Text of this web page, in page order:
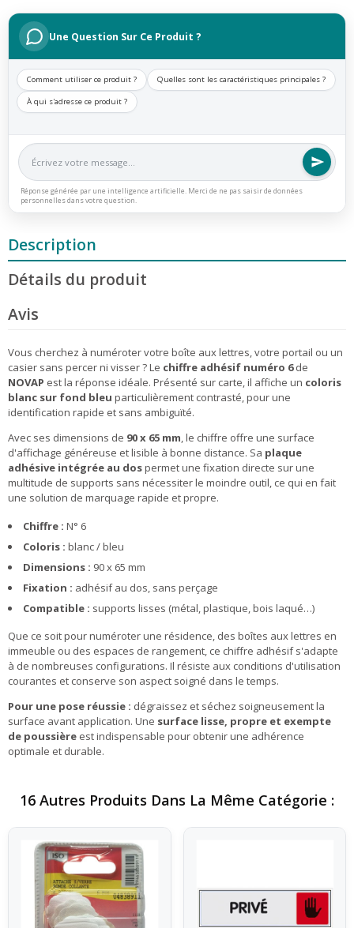
Une Question Sur Ce Produit ?
Comment utiliser ce produit ? Quelles sont les caractéristiques principales ?
À qui s'adresse ce produit ?
Réponse générée par une intelligence artificielle. Merci de ne pas saisir de données
personnelles dans votre question.
Description
Détails du produit
Avis
Vous cherchez à numéroter votre boîte aux lettres, votre portail ou un
casier sans percer ni visser ? Le chiffre adhésif numéro 6de
NOVAP est la réponse idéale. Présenté sur carte, il affiche un coloris
blanc sur fond bleu particulièrement contrasté, pour une
identification rapide et sans ambiguïté.
Avec ses dimensions de 90 x 65 mm, le chiffre offre une surface
d'affichage généreuse et lisible à bonne distance. Sa plaque
adhésive intégrée au dospermet une fixation directe sur une
multitude de supports sans nécessiter le moindre outil, ce qui en fait
une solution de marquage rapide et propre.
Chiffre : N° 6
Coloris : blanc / bleu
Dimensions : 90 x 65 mm
Fixation : adhésif au dos, sans perçage
Compatible : supports lisses (métal, plastique, bois laqué…)
Que ce soit pour numéroter une résidence, des boîtes aux lettres en
immeuble ou des espaces de rangement, ce chiffre adhésif s'adapte
à de nombreuses configurations. Il résiste aux conditions d'utilisation
courantes et conserve son aspect soigné dans le temps.
Pour une pose réussie : dégraissez et séchez soigneusement la
surface avant application. Une surface lisse, propre et exempte
de poussière est indispensable pour obtenir une adhérence
optimale et durable.
16 Autres Produits Dans La Même Catégorie :